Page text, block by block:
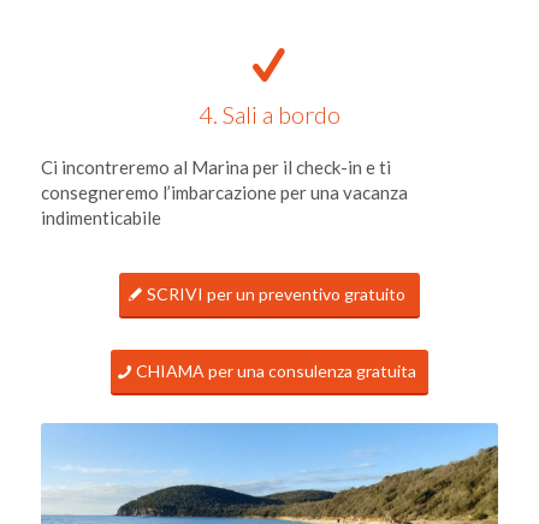
4. Sali a bordo
Ci incontreremo al Marina per il check-in e ti
consegneremo l’imbarcazione per una vacanza
indimenticabile
SCRIVI per un preventivo gratuito
CHIAMA per una consulenza gratuita